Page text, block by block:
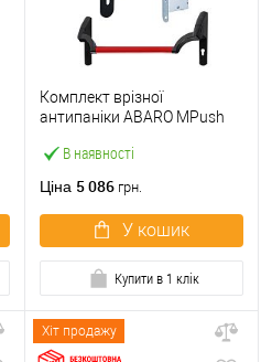
В наявності
Комплект врізної
антипаніки ABARO МPush
червоний із замком та
Ціна 5 086 грн.
У кошик
Купити в 1 клік
Хіт продажу